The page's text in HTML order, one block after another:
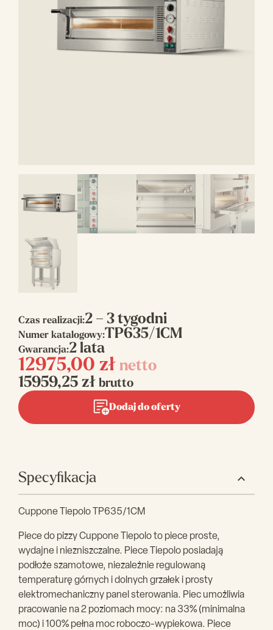
Czas realizacji:2 – 3 tygodni
Numer katalogowy:TP635/1CM
Gwarancja:2 lata
12975,00 zł netto
15959,25 zł brutto
Dodaj do oferty
Specyfikacja
Cuppone Tiepolo TP635/1CM
Piece do pizzy Cuppone Tiepolo to piece proste,
wydajne i niezniszczalne. Piece Tiepolo posiadają
podłoże szamotowe, niezależnie regulowaną
temperaturę górnych i dolnych grzałek i prosty
elektromechaniczny panel sterowania. Piec umożliwia
pracowanie na 2 poziomach mocy: na 33% (minimalna
moc) i 100% pełna moc roboczo-wypiekowa. Piece